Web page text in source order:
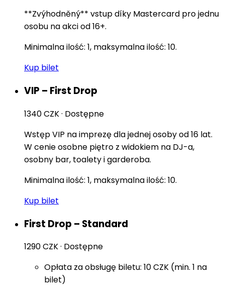
**Zvýhodněný** vstup díky Mastercard pro jednu
osobu na akci od 16+.
Minimalna ilość: 1, maksymalna ilość: 10.
Kup bilet
VIP – First Drop
1340 CZK· Dostępne
Wstęp VIP na imprezę dla jednej osoby od 16 lat.
W cenie osobne piętro z widokiem na DJ-a,
osobny bar, toalety i garderoba.
Minimalna ilość: 1, maksymalna ilość: 10.
Kup bilet
First Drop – Standard
1290 CZK· Dostępne
Opłata za obsługę biletu: 10 CZK (min. 1 na
bilet)